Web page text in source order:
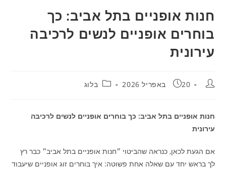
חנות אופניים בתל אביב: כך
בוחרים אופניים לנשים לרכיבה
עירונית
מחבר: פורסם:
20 באפריל 2026 קטגוריה:
בלוג
חנות אופניים בתל אביב: כך בוחרים אופניים לנשים לרכיבה
עירונית
אם הגעת לכאן, כנראה שהביטוי ״חנות אופניים בתל אביב״ כבר רץ
לך בראש יחד עם שאלה אחת פשוטה: איך בוחרים זוג אופניים שיעבוד